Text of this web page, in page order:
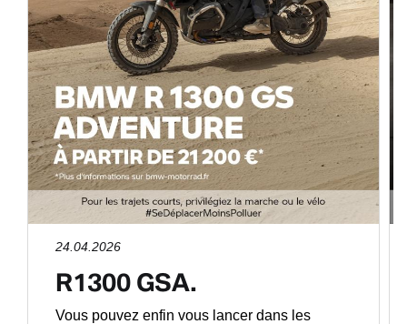
24.04.2026
R1300 GSA.
Vous pouvez enfin vous lancer dans les